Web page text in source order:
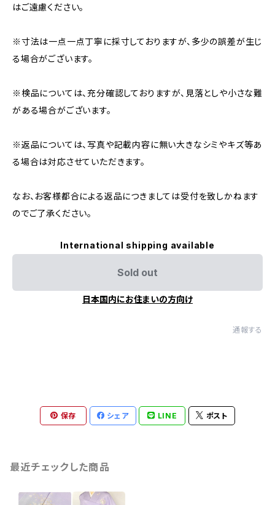
はご遠慮ください。
※寸法は一点一点丁寧に採寸しておりますが、多少の誤差が生じ
る場合がございます。
※検品については、充分確認しておりますが、見落としや小さな難
がある場合がございます。
※返品については、写真や記載内容に無い大きなシミやキズ等あ
る場合は対応させていただきます。
なお、お客様都合による返品につきましては受付を致しかねます
のでご了承ください。
International shipping available
Sold out
日本国内にお住まいの方向け
通報する
保存 シェア LINE ポスト
最近チェックした商品